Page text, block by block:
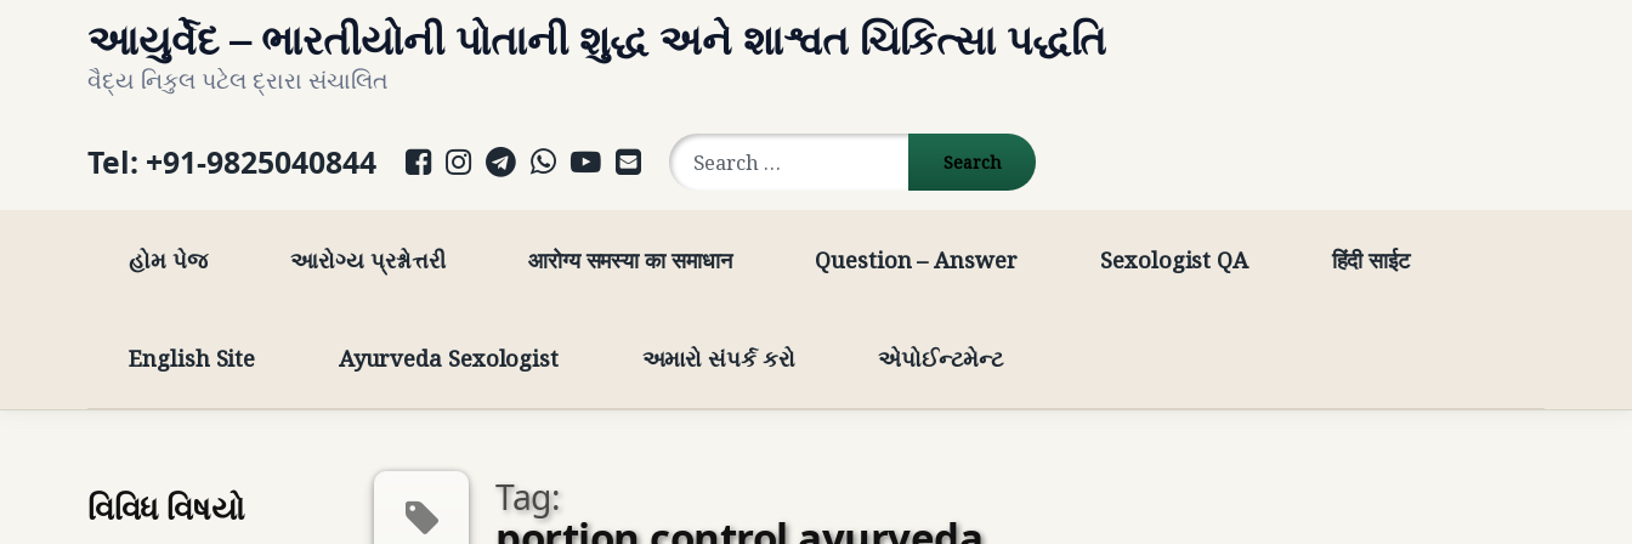
આયુર્વેદ – ભારતીયોની પોતાની શુદ્ધ અને શાશ્વત ચિકિત્સા પદ્ધતિ
વૈદ્ય નિકુલ પટેલ દ્રારા સંચાલિત
Tel: +91-9825040844 Facebook
Instagram
Telegram
WhatsApp
YouTube
E-mail
Search for:
હોમ પેજ આરોગ્ય પ્રશ્નોત્તરી आरोग्य समस्या का समाधान Question – Answer Sexologist QA हिंदी साईट
English Site Ayurveda Sexologist અમારો સંપર્ક કરો એપોઈન્ટમેન્ટ
Tag:
વિવિધ વિષયો